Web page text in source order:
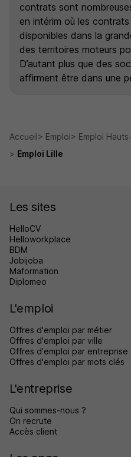
contrats sont
en intérim où les
disponibles dans la
des territoires moteurs
D’autant plus que des
affirment être dans une
Accueil Emploi Emploi
Emploi Lille
Les sites
HelloCV
Helloworkplace
BDM
Jobijoba
Maformation
Diplomeo
L'emploi
Offres d'emploi par métier
Offres d'emploi par ville
Offres d'emploi par entreprise
Offres d'emploi par mots clés
L'entreprise
Qui sommes-nous ?
On recrute
Accès client